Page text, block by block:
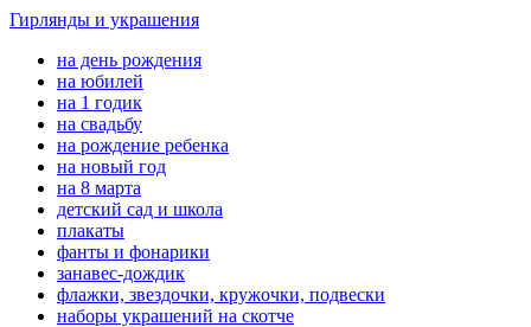
Гирлянды и украшения
на день рождения
на юбилей
на 1 годик
на свадьбу
на рождение ребенка
на новый год
на 8 марта
детский сад и школа
плакаты
фанты и фонарики
занавес-дождик
флажки, звездочки, кружочки, подвески
наборы украшений на скотче